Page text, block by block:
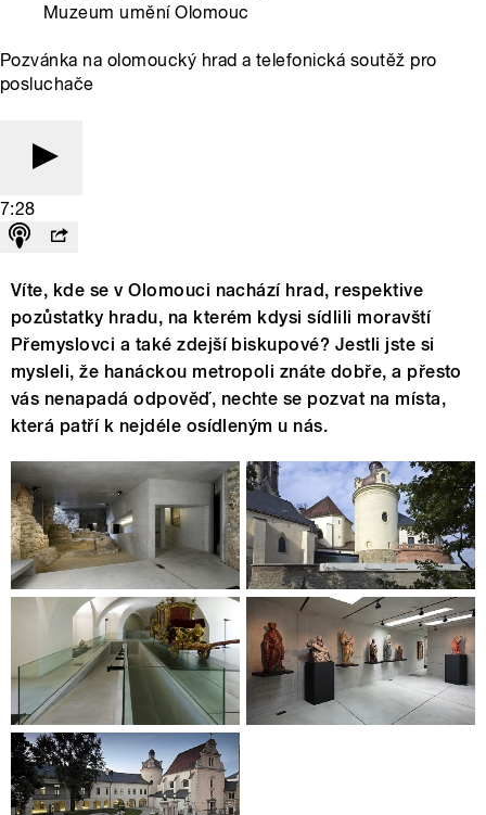
Muzeum umění Olomouc
Pozvánka na olomoucký hrad a telefonická soutěž pro
posluchače
7:28
Víte, kde se v Olomouci nachází hrad, respektive
pozůstatky hradu, na kterém kdysi sídlili moravští
Přemyslovci a také zdejší biskupové? Jestli jste si
mysleli, že hanáckou metropoli znáte dobře, a přesto
vás nenapadá odpověď, nechte se pozvat na místa,
která patří k nejdéle osídleným u nás.